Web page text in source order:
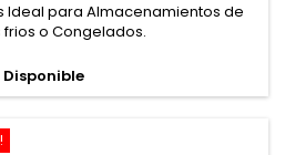
Ideal para Almacenamientos de
o Congelados.
Disponible